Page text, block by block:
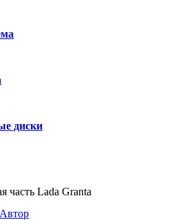
диски
часть Lada Granta
Автор